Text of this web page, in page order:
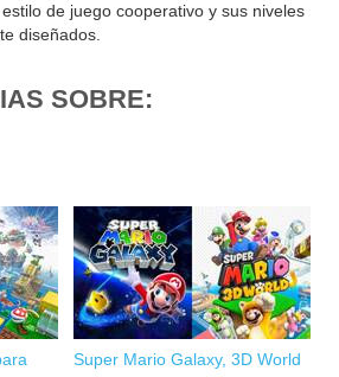
de juego cooperativo y sus niveles
diseñados.
SOBRE:
Super Mario Galaxy, 3D World